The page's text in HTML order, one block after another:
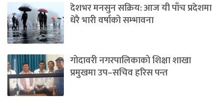
देशभर मनसुन सक्रिय: आज यी पाँच प्रदेशमा
धेरै भारी वर्षाको सम्भावना
गोदावरी नगरपालिकाको शिक्षा शाखा
प्रमुखमा उप–सचिव हरिस पन्त